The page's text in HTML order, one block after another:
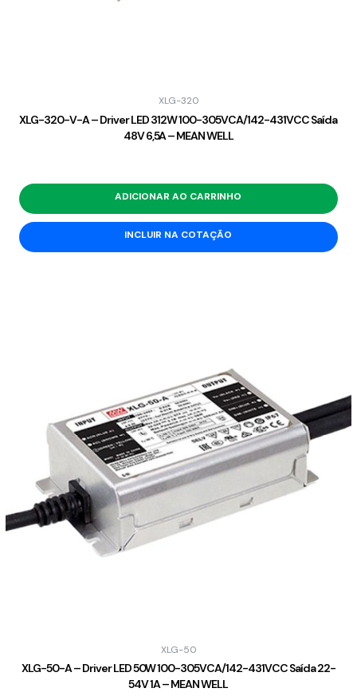
XLG-320
XLG-320-V-A – Driver LED 312W 100-305VCA/142-431VCC Saída
48V 6,5A – MEAN WELL
ADICIONAR AO CARRINHO
INCLUIR NA COTAÇÃO
XLG-50
XLG-50-A – Driver LED 50W 100-305VCA/142-431VCC Saída 22-
54V 1A – MEAN WELL